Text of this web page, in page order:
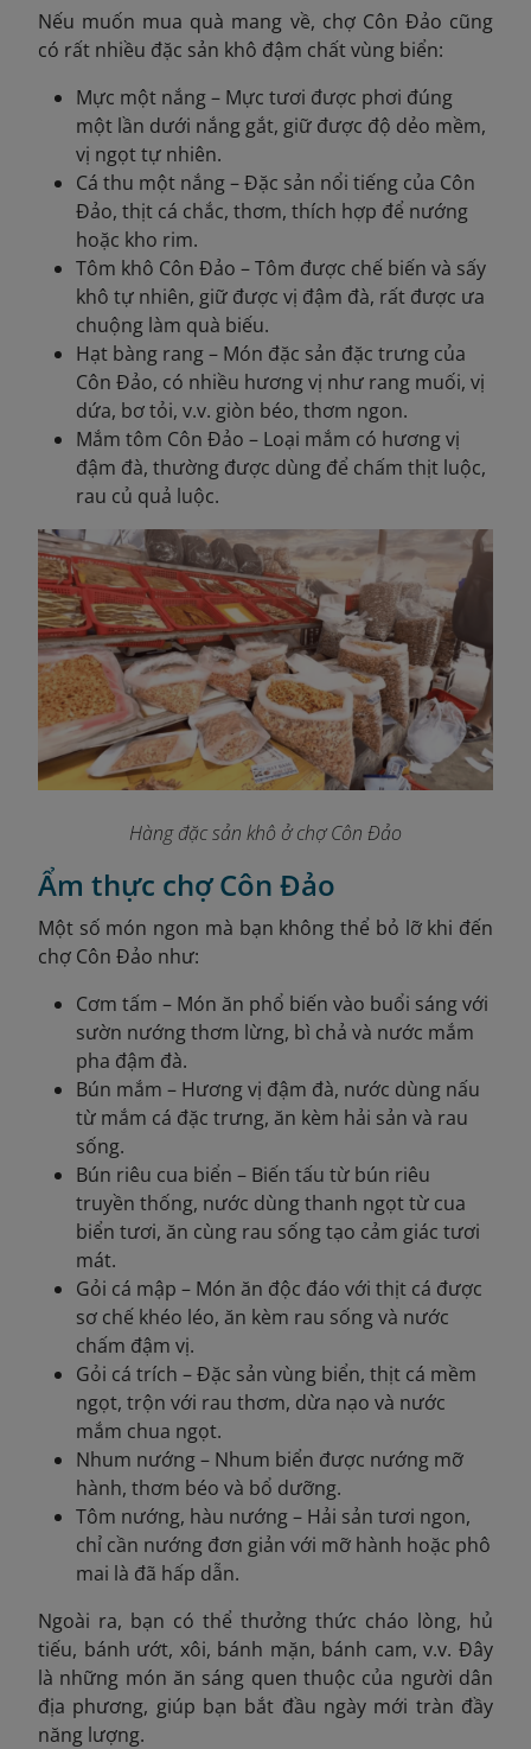
Nếu muốn mua quà mang về, chợ Côn Đảo cũng
có rất nhiều đặc sản khô đậm chất vùng biển:
Mực một nắng – Mực tươi được phơi đúng
một lần dưới nắng gắt, giữ được độ dẻo mềm,
vị ngọt tự nhiên.
Cá thu một nắng – Đặc sản nổi tiếng của Côn
Đảo, thịt cá chắc, thơm, thích hợp để nướng
hoặc kho rim.
Tôm khô Côn Đảo – Tôm được chế biến và sấy
khô tự nhiên, giữ được vị đậm đà, rất được ưa
chuộng làm quà biếu.
Hạt bàng rang – Món đặc sản đặc trưng của
Côn Đảo, có nhiều hương vị như rang muối, vị
dứa, bơ tỏi, v.v. giòn béo, thơm ngon.
Mắm tôm Côn Đảo – Loại mắm có hương vị
đậm đà, thường được dùng để chấm thịt luộc,
rau củ quả luộc.
Hàng đặc sản khô ở chợ Côn Đảo
Ẩm thực chợ Côn Đảo
Một số món ngon mà bạn không thể bỏ lỡ khi đến
chợ Côn Đảo như:
Cơm tấm – Món ăn phổ biến vào buổi sáng với
sườn nướng thơm lừng, bì chả và nước mắm
pha đậm đà.
Bún mắm – Hương vị đậm đà, nước dùng nấu
từ mắm cá đặc trưng, ăn kèm hải sản và rau
sống.
Bún riêu cua biển – Biến tấu từ bún riêu
truyền thống, nước dùng thanh ngọt từ cua
biển tươi, ăn cùng rau sống tạo cảm giác tươi
mát.
Gỏi cá mập – Món ăn độc đáo với thịt cá được
sơ chế khéo léo, ăn kèm rau sống và nước
chấm đậm vị.
Gỏi cá trích – Đặc sản vùng biển, thịt cá mềm
ngọt, trộn với rau thơm, dừa nạo và nước
mắm chua ngọt.
Nhum nướng – Nhum biển được nướng mỡ
hành, thơm béo và bổ dưỡng.
Tôm nướng, hàu nướng – Hải sản tươi ngon,
chỉ cần nướng đơn giản với mỡ hành hoặc phô
mai là đã hấp dẫn.
Ngoài ra, bạn có thể thưởng thức cháo lòng, hủ
tiếu, bánh ướt, xôi, bánh mặn, bánh cam, v.v. Đây
là những món ăn sáng quen thuộc của người dân
địa phương, giúp bạn bắt đầu ngày mới tràn đầy
năng lượng.